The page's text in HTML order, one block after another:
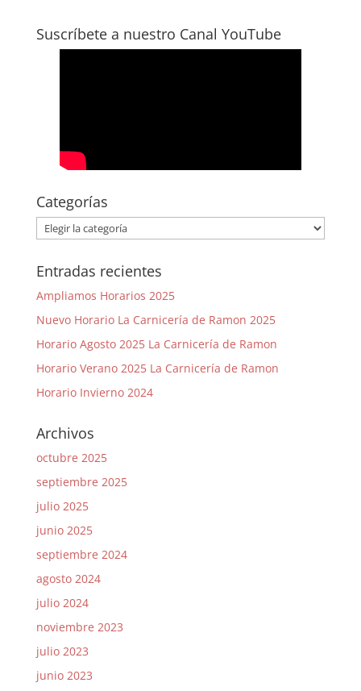
Suscríbete a nuestro Canal YouTube
Categorías
Categorías
Entradas recientes
Ampliamos Horarios 2025
Nuevo Horario La Carnicería de Ramon 2025
Horario Agosto 2025 La Carnicería de Ramon
Horario Verano 2025 La Carnicería de Ramon
Horario Invierno 2024
Archivos
octubre 2025
septiembre 2025
julio 2025
junio 2025
septiembre 2024
agosto 2024
julio 2024
noviembre 2023
julio 2023
junio 2023